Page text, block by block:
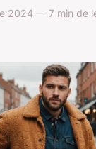
2024 — 7 min de